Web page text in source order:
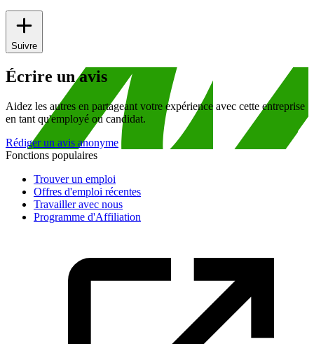
Suivre
Écrire un avis
Aidez les autres en partageant votre expérience avec cette entreprise
en tant qu'employé ou candidat.
Rédiger un avis anonyme
Fonctions populaires
Trouver un emploi
Offres d'emploi récentes
Travailler avec nous
Programme d'Affiliation